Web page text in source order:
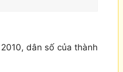
dân số của thành